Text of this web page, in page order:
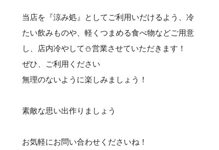
当店を『涼み処』としてご利用いだけるよう、冷
たい飲みものや、軽くつまめる食べ物などご用意
し、店内冷やして⛄️営業させていただきます！
ぜひ、ご利用ください
無理のないように楽しみましょう！
素敵な思い出作りましょう
お気軽にお問い合わせくださいね！